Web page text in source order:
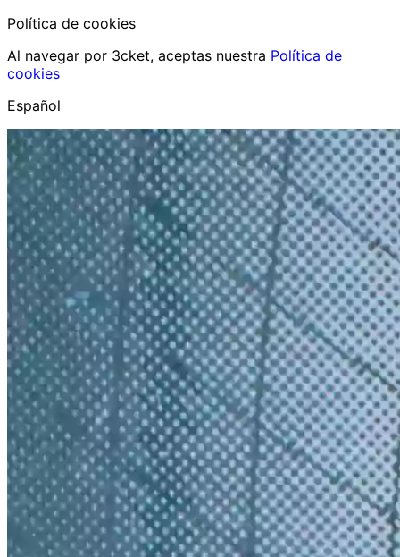
Política de cookies
Al navegar por 3cket, aceptas nuestra Política de
cookies
Español